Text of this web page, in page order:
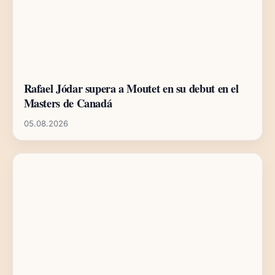
Rafael Jódar supera a Moutet en su debut en el
Masters de Canadá
05.08.2026